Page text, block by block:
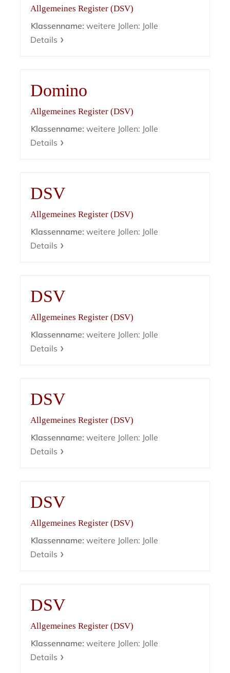
Allgemeines Register (DSV)
Klassenname: weitere Jollen: Jolle
Details
Domino
Allgemeines Register (DSV)
Klassenname: weitere Jollen: Jolle
Details
DSV
Allgemeines Register (DSV)
Klassenname: weitere Jollen: Jolle
Details
DSV
Allgemeines Register (DSV)
Klassenname: weitere Jollen: Jolle
Details
DSV
Allgemeines Register (DSV)
Klassenname: weitere Jollen: Jolle
Details
DSV
Allgemeines Register (DSV)
Klassenname: weitere Jollen: Jolle
Details
DSV
Allgemeines Register (DSV)
Klassenname: weitere Jollen: Jolle
Details